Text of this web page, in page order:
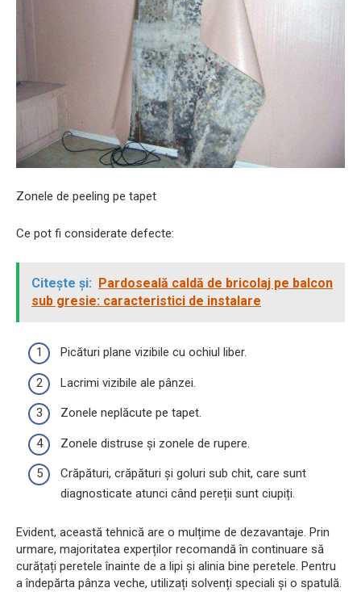
Zonele de peeling pe tapet
Ce pot fi considerate defecte:
Citește și: Pardoseală caldă de bricolaj pe balcon
sub gresie: caracteristici de instalare
Picături plane vizibile cu ochiul liber.
Lacrimi vizibile ale pânzei.
Zonele neplăcute pe tapet.
Zonele distruse și zonele de rupere.
Crăpături, crăpături și goluri sub chit, care sunt
diagnosticate atunci când pereții sunt ciupiți.
Evident, această tehnică are o mulțime de dezavantaje. Prin
urmare, majoritatea experților recomandă în continuare să
curățați peretele înainte de a lipi și alinia bine peretele. Pentru
a îndepărta pânza veche, utilizați solvenți speciali și o spatulă.